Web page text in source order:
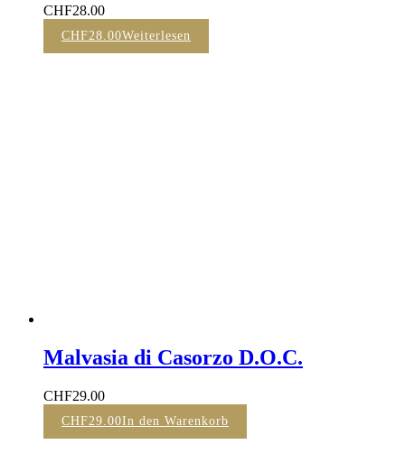
CHF28.00
CHF28.00Weiterlesen
Malvasia di Casorzo D.O.C.
CHF29.00
CHF29.00In den Warenkorb